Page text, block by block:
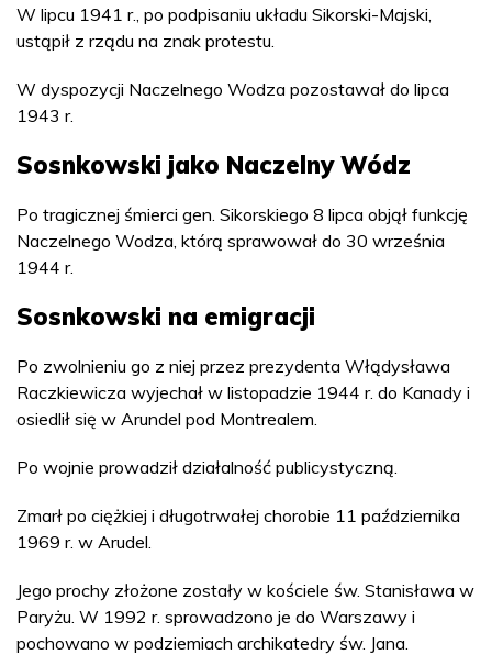
W lipcu 1941 r., po podpisaniu układu Sikorski-Majski,
ustąpił z rządu na znak protestu.
W dyspozycji Naczelnego Wodza pozostawał do lipca
1943 r.
Sosnkowski jako Naczelny Wódz
Po tragicznej śmierci gen. Sikorskiego 8 lipca objął funkcję
Naczelnego Wodza, którą sprawował do 30 września
1944 r.
Sosnkowski na emigracji
Po zwolnieniu go z niej przez prezydenta Włądysława
Raczkiewicza wyjechał w listopadzie 1944 r. do Kanady i
osiedlił się w Arundel pod Montrealem.
Po wojnie prowadził działalność publicystyczną.
Zmarł po ciężkiej i długotrwałej chorobie 11 października
1969 r. w Arudel.
Jego prochy złożone zostały w kościele św. Stanisława w
Paryżu. W 1992 r. sprowadzono je do Warszawy i
pochowano w podziemiach archikatedry św. Jana.